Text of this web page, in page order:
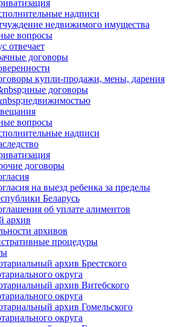
надписи
недвижимого имущества
вопросы
отвечает
договоры
купли-продажи, мены, дарения
договоры
вопросы
надписи
договоры
на выезд ребенка за пределы
Беларусь
об уплате алиментов
архив
архивов
процедуры
архив Брестского
округа
архив Витебского
округа
архив Гомельского
округа